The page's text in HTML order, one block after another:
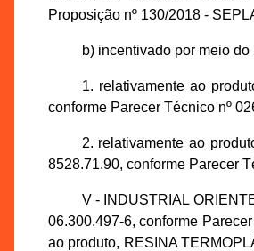
Proposição nº 130/2018 -
b) incentivado por meio
1. relativamente ao
conforme Parecer Técnico nº
2. relativamente ao
8528.71.90, conforme Parecer
V - INDUSTRIAL
06.300.497-6, conforme
ao produto, RESINA